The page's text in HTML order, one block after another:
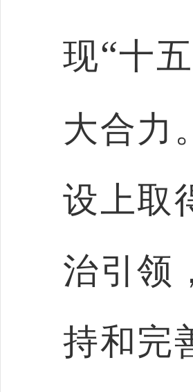
现“十
大合力
设上取
治引领
持和完